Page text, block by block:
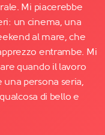
Mi piacerebbe
un cinema, una
al mare, che
entrambe. Mi
quando il lavoro
persona seria,
di bello e